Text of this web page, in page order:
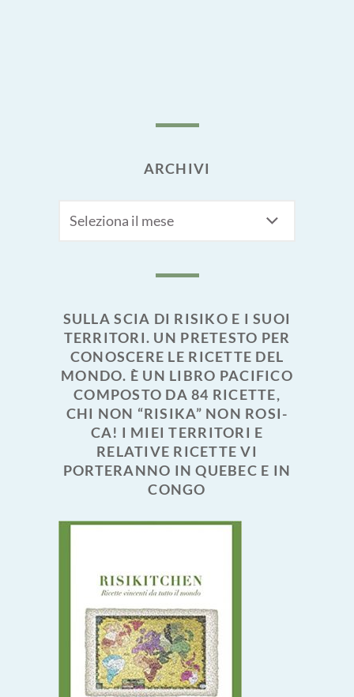
ARCHIVI
SULLA SCIA DI RISIKO E I SUOI
TERRITORI. UN PRETESTO PER
CONOSCERE LE RICETTE DEL
MONDO. È UN LIBRO PACIFICO
COMPOSTO DA 84 RICETTE,
CHI NON “RISIKA” NON ROSI-
CA! I MIEI TERRITORI E
RELATIVE RICETTE VI
PORTERANNO IN QUEBEC E IN
CONGO